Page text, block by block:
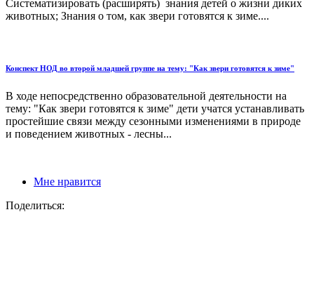
Систематизировать (расширять) знания детей о жизни диких
животных; Знания о том, как звери готовятся к зиме....
Конспект НОД во второй младшей группе на тему: "Как звери готовятся к зиме"
В ходе непосредственно образовательной деятельности на
тему: "Как звери готовятся к зиме" дети учатся устанавливать
простейшие связи между сезонными изменениями в природе
и поведением животных - лесны...
Мне нравится
Поделиться: